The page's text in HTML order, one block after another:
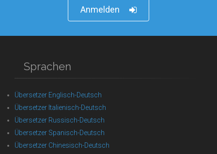
Anmelden
Sprachen
Übersetzer Englisch-Deutsch
Übersetzer Italienisch-Deutsch
Übersetzer Russisch-Deutsch
Übersetzer Spanisch-Deutsch
Übersetzer Chinesisch-Deutsch